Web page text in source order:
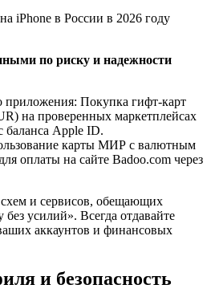
iPhone в России в 2026 году
по риску и надежности
приложения: Покупка гифт-карт
на проверенных маркетплейсах
баланса Apple ID.
карты МИР с валютным
оплаты на сайте Badoo.com через
и сервисов, обещающих
усилий». Всегда отдавайте
аккаунтов и финансовых
и безопасность